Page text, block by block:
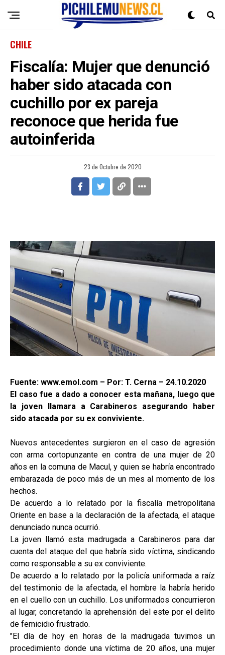
CHILE
Fiscalía: Mujer que denunció
haber sido atacada con
cuchillo por ex pareja
reconoce que herida fue
autoinferida
23 de Octubre de 2020
Fuente: www.emol.com – Por: T. Cerna – 24.10.2020
El caso fue a dado a conocer esta mañana, luego que
la joven llamara a Carabineros asegurando haber
sido atacada por su ex conviviente.
Nuevos antecedentes surgieron en el caso de agresión
con arma cortopunzante en contra de una mujer de 20
años en la comuna de Macul, y quien se habría encontrado
embarazada de poco más de un mes al momento de los
hechos.
De acuerdo a lo relatado por la fiscalía metropolitana
Oriente en base a la declaración de la afectada, el ataque
denunciado nunca ocurrió.
La joven llamó esta madrugada a Carabineros para dar
cuenta del ataque del que habría sido víctima, sindicando
como responsable a su ex conviviente.
De acuerdo a lo relatado por la policía uniformada a raíz
del testimonio de la afectada, el hombre la habría herido
en el cuello con un cuchillo. Los uniformados concurrieron
al lugar, concretando la aprehensión del este por el delito
de femicidio frustrado.
"El día de hoy en horas de la madrugada tuvimos un
procedimiento donde una víctima de 20 años, una mujer